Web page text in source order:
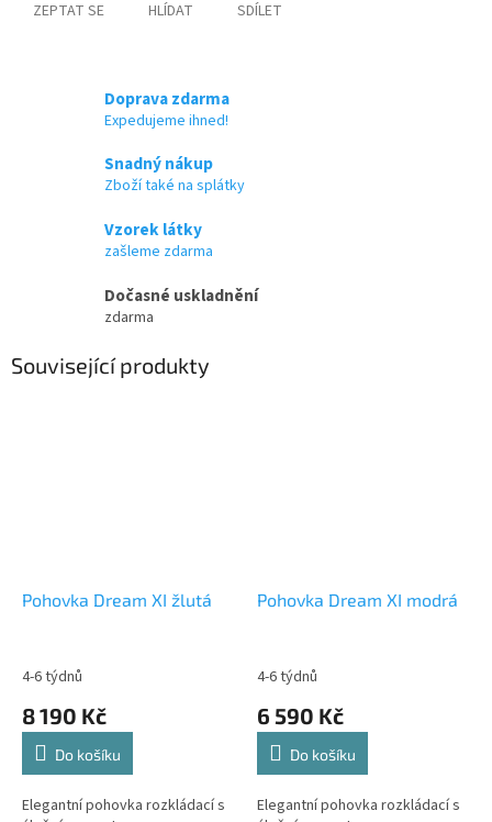
ZEPTAT SE HLÍDAT SDÍLET
Doprava zdarma
Expedujeme ihned!
Snadný nákup
Zboží také na splátky
Vzorek látky
zašleme zdarma
Dočasné uskladnění
zdarma
Související produkty
Pohovka Dream XI žlutá
4-6 týdnů
8 190 Kč
Do košíku
Elegantní pohovka rozkládací s
Pohovka Dream XI modrá
4-6 týdnů
6 590 Kč
Do košíku
Elegantní pohovka rozkládací s